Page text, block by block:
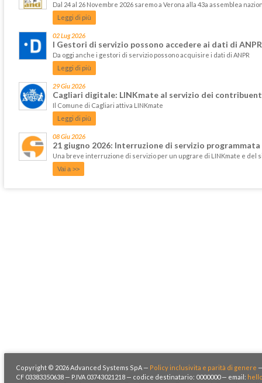
Dal 24 al 26 Novembre 2026 saremo a Verona alla 43a assemblea
Leggi di più
02 Lug 2026
I Gestori di servizio possono accedere ai dati di ANPR
Da oggi anche i gestori di servizio possono acquisire i dati di ANPR
Leggi di più
29 Giu 2026
Cagliari digitale: LINKmate al servizio dei
Il Comune di Cagliari attiva LINKmate
Leggi di più
08 Giu 2026
21 giugno 2026: Interruzione di servizio programmata
Una breve interruzione di servizio per un upgrare di LINKmate e del
Vai a >>
Copyright © 2026 Advanced Systems SpA — Policy inclusivita e parità di genere
CF 03383350638 — P.IVA 03743021218 — codice destinatario: 0000000 — email: